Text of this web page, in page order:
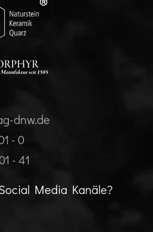
dnw.de
- 0
- 41
Media Kanäle?